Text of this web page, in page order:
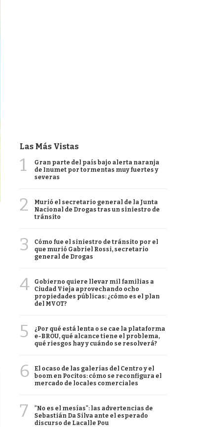
Las Más Vistas
1
Gran parte del país bajo alerta naranja
de Inumet por tormentas muy fuertes y
severas
2
Murió el secretario general de la Junta
Nacional de Drogas tras un siniestro de
tránsito
3
Cómo fue el siniestro de tránsito por el
que murió Gabriel Rossi, secretario
general de Drogas
4
Gobierno quiere llevar mil familias a
Ciudad Vieja aprovechando ocho
propiedades públicas: ¿cómo es el plan
del MVOT?
5
¿Por qué está lenta o se cae la plataforma
e-BROU, qué alcance tiene el problema,
qué riesgos hay y cuándo se resolverá?
6
El ocaso de las galerías del Centro y el
boom en Pocitos: cómo se reconfigura el
mercado de locales comerciales
7
"No es el mesías": las advertencias de
Sebastián Da Silva ante el esperado
discurso de Lacalle Pou